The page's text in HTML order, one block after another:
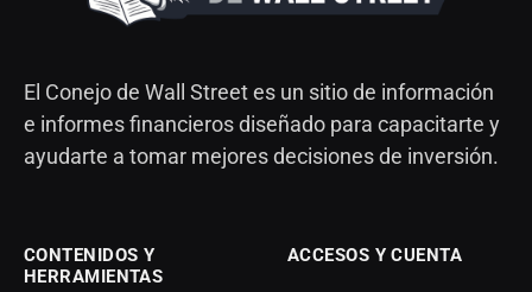
El Conejo de Wall Street es un sitio de información
e informes financieros diseñado para capacitarte y
ayudarte a tomar mejores decisiones de inversión.
CONTENIDOS Y
HERRAMIENTAS
ACCESOS Y CUENTA